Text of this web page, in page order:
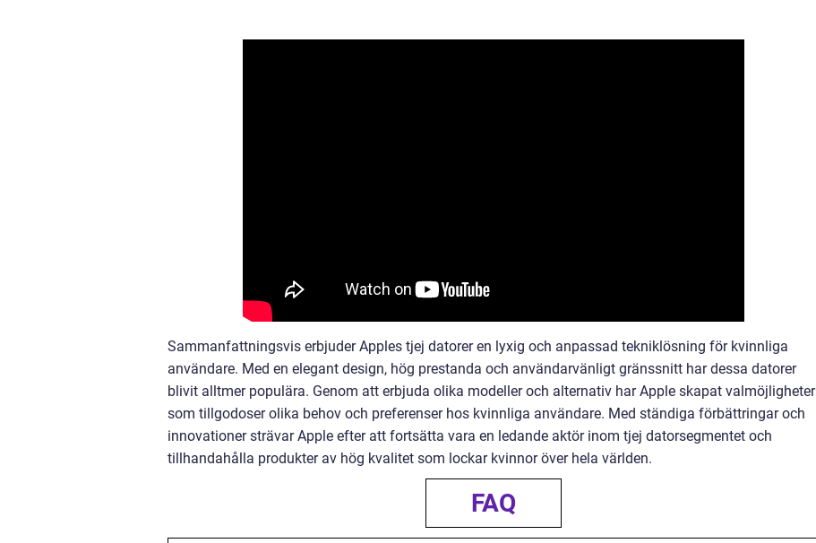
Sammanfattningsvis erbjuder Apples tjej datorer en lyxig och anpassad tekniklösning för kvinnliga
användare. Med en elegant design, hög prestanda och användarvänligt gränssnitt har dessa datorer
blivit alltmer populära. Genom att erbjuda olika modeller och alternativ har Apple skapat valmöjligheter
som tillgodoser olika behov och preferenser hos kvinnliga användare. Med ständiga förbättringar och
innovationer strävar Apple efter att fortsätta vara en ledande aktör inom tjej datorsegmentet och
tillhandahålla produkter av hög kvalitet som lockar kvinnor över hela världen.
FAQ